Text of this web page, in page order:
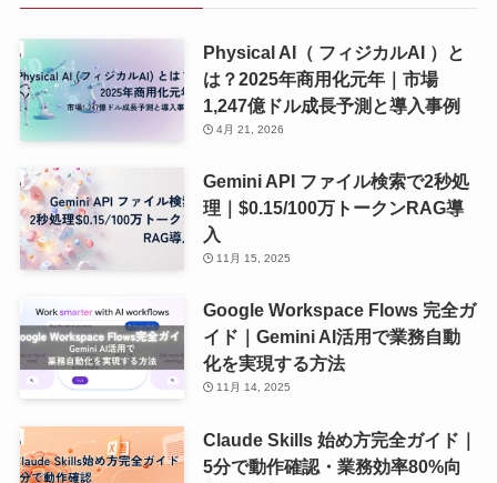
ブ
Physical AI（ フィジカルAI ）と
は？2025年商用化元年｜市場
1,247億ドル成長予測と導入事例
4月 21, 2026
Gemini API ファイル検索で2秒処
理｜$0.15/100万トークンRAG導
入
11月 15, 2025
Google Workspace Flows 完全ガ
イド｜Gemini AI活用で業務自動
化を実現する方法
11月 14, 2025
Claude Skills 始め方完全ガイド｜
5分で動作確認・業務効率80%向